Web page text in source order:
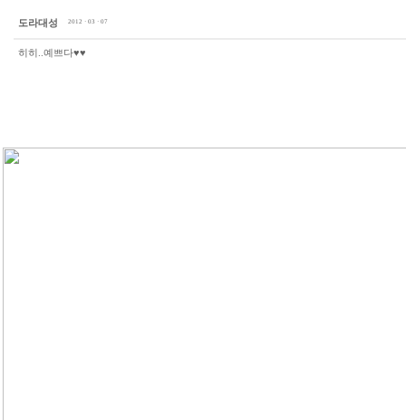
도라대성 2012 · 03 · 07
히히..예쁘다♥♥